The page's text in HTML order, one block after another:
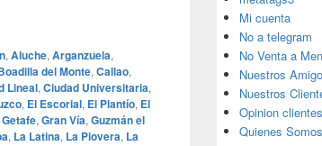
Cannabis y Hachís en Madrid: Historia y
, Aluche, Arganzuela,
del Monte, Callao,
Lineal, Ciudad Universitaria,
, El Escorial, El Plantío, El
Getafe, Gran Vía, Guzmán el
, La Latina, La Piovera, La
Mi cuenta
No a telegram
No Venta a
Nuestros
Nuestros
Opinion
Quienes Somos